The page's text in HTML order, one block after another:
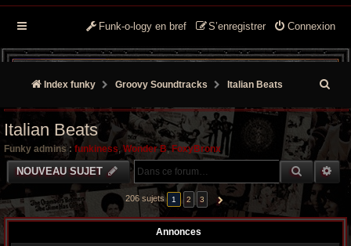
Connexion
S’enregistrer
Funk-o-logy en bref
Index funky Groovy Soundtracks Italian Beats
e
h
r
Italian Beats
Funky admins : funkiness, Wonder B,FoxyBronx
NOUVEAU SUJET
206 sujets 1 2 3 SUIVANTE
Annonces